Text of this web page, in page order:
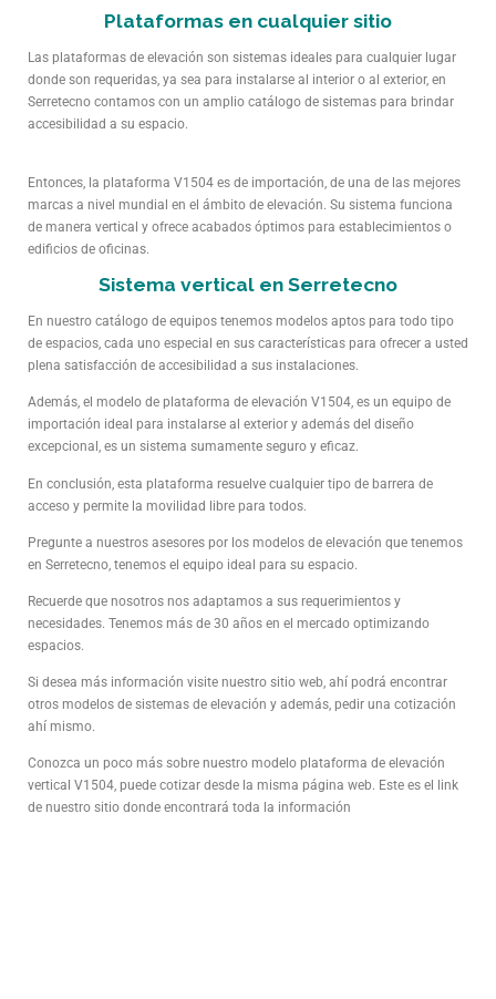
Plataformas en cualquier sitio
Las plataformas de elevación son sistemas ideales para cualquier lugar
donde son requeridas, ya sea para instalarse al interior o al exterior, en
Serretecno contamos con un amplio catálogo de sistemas para brindar
accesibilidad a su espacio.
Entonces, la plataforma V1504 es de importación, de una de las mejores
marcas a nivel mundial en el ámbito de elevación. Su sistema funciona
de manera vertical y ofrece acabados óptimos para establecimientos o
edificios de oficinas.
Sistema vertical en Serretecno
En nuestro catálogo de equipos tenemos modelos aptos para todo tipo
de espacios, cada uno especial en sus características para ofrecer a usted
plena satisfacción de accesibilidad a sus instalaciones.
Además, el modelo de plataforma de elevación V1504, es un equipo de
importación ideal para instalarse al exterior y además del diseño
excepcional, es un sistema sumamente seguro y eficaz.
En conclusión, esta plataforma resuelve cualquier tipo de barrera de
acceso y permite la movilidad libre para todos.
Pregunte a nuestros asesores por los modelos de elevación que tenemos
en Serretecno, tenemos el equipo ideal para su espacio.
Recuerde que nosotros nos adaptamos a sus requerimientos y
necesidades. Tenemos más de 30 años en el mercado optimizando
espacios.
Si desea más información visite nuestro sitio web, ahí podrá encontrar
otros modelos de sistemas de elevación y además, pedir una cotización
ahí mismo.
Conozca un poco más sobre nuestro modelo plataforma de elevación
vertical V1504, puede cotizar desde la misma página web. Este es el link
de nuestro sitio donde encontrará toda la información